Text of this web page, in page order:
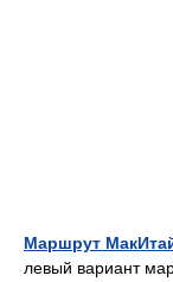
Маршрут
левый вариант